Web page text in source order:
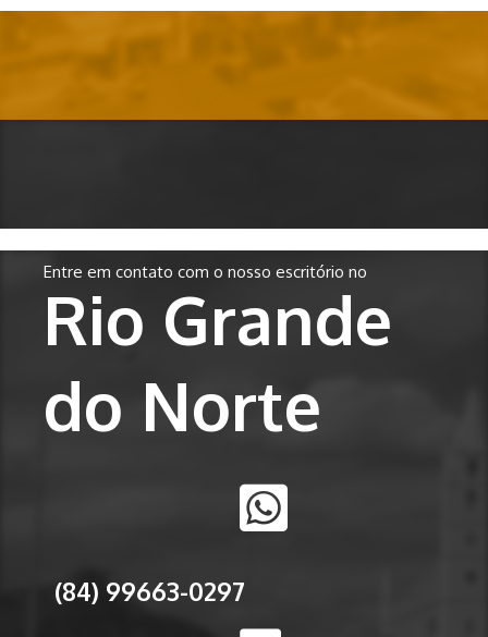
Entre em contato com o nosso escritório no
Rio Grande
do Norte
(84) 99663-0297